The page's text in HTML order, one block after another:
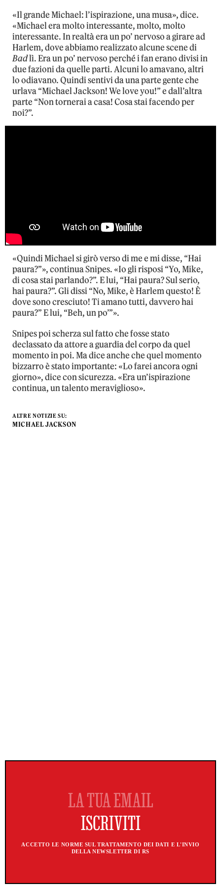
«Il grande Michael: l’ispirazione, una musa», dice.
«Michael era molto interessante, molto, molto
interessante. In realtà era un po’ nervoso a girare ad
Harlem, dove abbiamo realizzato alcune scene di
Badlì. Era un po’ nervoso perché i fan erano divisi in
due fazioni da quelle parti. Alcuni lo amavano, altri
lo odiavano. Quindi sentivi da una parte gente che
urlava “Michael Jackson! We love you!” e dall’altra
parte “Non tornerai a casa! Cosa stai facendo per
noi?”.
«Quindi Michael si girò verso di me e mi disse, “Hai
paura?”», continua Snipes. «Io gli risposi “Yo, Mike,
di cosa stai parlando?”. E lui, “Hai paura? Sul serio,
hai paura?”. Gli dissi “No, Mike, è Harlem questo! È
dove sono cresciuto! Ti amano tutti, davvero hai
paura?” E lui, “Beh, un po’”».
Snipes poi scherza sul fatto che fosse stato
declassato da attore a guardia del corpo da quel
momento in poi. Ma dice anche che quel momento
bizzarro è stato importante: «Lo farei ancora ogni
giorno», dice con sicurezza. «Era un’ispirazione
continua, un talento meraviglioso».
ALTRE NOTIZIE SU:
MICHAEL JACKSON
ACCETTO LE NORME SUL TRATTAMENTO DEI DATI E L'INVIO
DELLA NEWSLETTER DI RS